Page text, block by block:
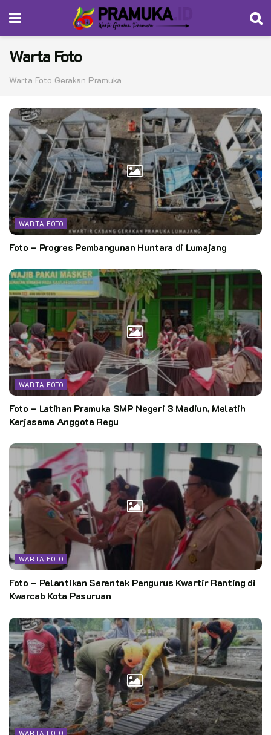
Warta Foto
Warta Foto Gerakan Pramuka
WARTA FOTO
Foto – Progres Pembangunan Huntara di Lumajang
WARTA FOTO
Foto – Latihan Pramuka SMP Negeri 3 Madiun, Melatih
Kerjasama Anggota Regu
WARTA FOTO
Foto – Pelantikan Serentak Pengurus Kwartir Ranting di
Kwarcab Kota Pasuruan
WARTA FOTO